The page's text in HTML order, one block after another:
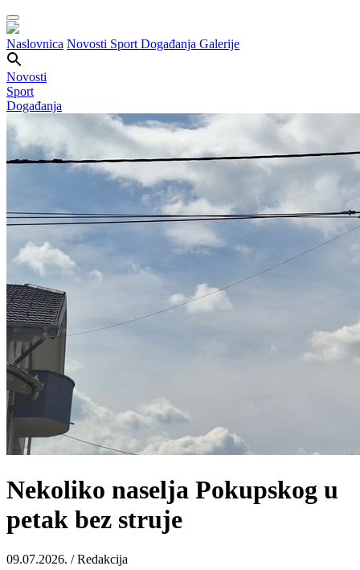
Naslovnica Novosti Sport Događanja Galerije
Novosti
Sport
Događanja
Nekoliko naselja Pokupskog u
petak bez struje
09.07.2026. / Redakcija